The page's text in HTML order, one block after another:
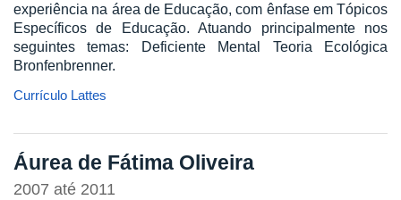
experiência na área de Educação, com ênfase em Tópicos
Específicos de Educação. Atuando principalmente nos
seguintes temas: Deficiente Mental Teoria Ecológica
Bronfenbrenner.
Currículo Lattes
Áurea de Fátima Oliveira
2007 até 2011